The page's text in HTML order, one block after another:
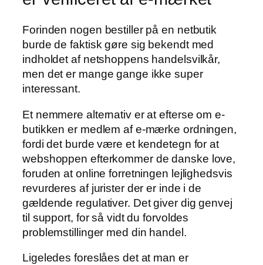
Forinden nogen bestiller på en netbutik
burde de faktisk gøre sig bekendt med
indholdet af netshoppens handelsvilkår,
men det er mange gange ikke super
interessant.
Et nemmere alternativ er at efterse om e-
butikken er medlem af e-mærke ordningen,
fordi det burde være et kendetegn for at
webshoppen efterkommer de danske love,
foruden at online forretningen lejlighedsvis
revurderes af jurister der er inde i de
gældende regulativer. Det giver dig genvej
til support, for så vidt du forvoldes
problemstillinger med din handel.
Ligeledes foreslåes det at man er